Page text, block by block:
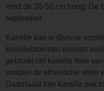
rond de 20-50 cm hoog. De
september.
Kamille kan in diverse
kamillebloemen worden
gebruikt om kamille thee
worden de etherische oliën
Daarnaast kan kamille ook